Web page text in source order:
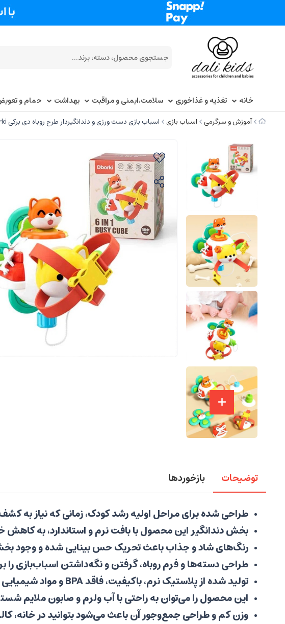
خانه تغذیه و غذاخوری سلامت،ایمنی و مراقبت بهداشت حمام و
آموزش و سرگرمی اسباب بازی اسباب بازی دست ورزی و دندانگیردار طرح روباه دی برکی Dborki
توضیحات بازخوردها
طراحی شده برای مراحل اولیه رشد کودک، زمانی که نیاز به
بخش دندانگیر این محصول با بافت نرم و استاندارد، به
رنگ‌های شاد و جذاب باعث تحریک حس بینایی شده و وجود
طراحی دسته‌ها و فرم روباه، گرفتن و نگه‌داشتن
تولید شده از پلاستیک نرم، باکیفیت، فاقد BPA و مواد شیمیایی مضر، بدون لبه تیز و کاملاً مناسب برای استفاده نوزاد
این محصول را می‌توان به راحتی با آب ولرم و صابون ملایم
وزن کم و طراحی جمع‌وجور آن باعث می‌شود بتوانید در خانه،